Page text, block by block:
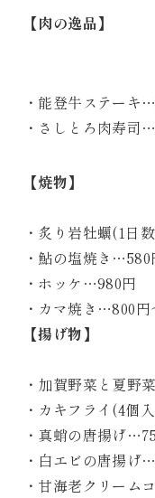
【肉の逸品】
・能登牛ステーキ
・さしとろ肉寿司
【焼物】
・炙り岩牡蠣(1日
・鮎の塩焼き…580
・ホッケ…980円
・カマ焼き…800円
【揚げ物】
・加賀野菜と夏野
・カキフライ(4個
・真蛸の唐揚げ
・白エビの唐揚げ
・甘海老クリーム